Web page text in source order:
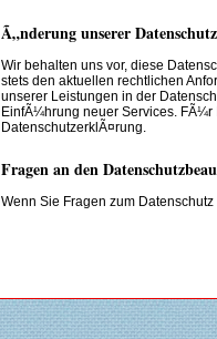
Ã„nderung unserer
Wir behalten uns vor, diese
stets den aktuellen rechtlichen
unserer Leistungen in der
EinfÃ¼hrung neuer Services.
DatenschutzerklÃ¤rung.
Fragen an den
Wenn Sie Fragen zum